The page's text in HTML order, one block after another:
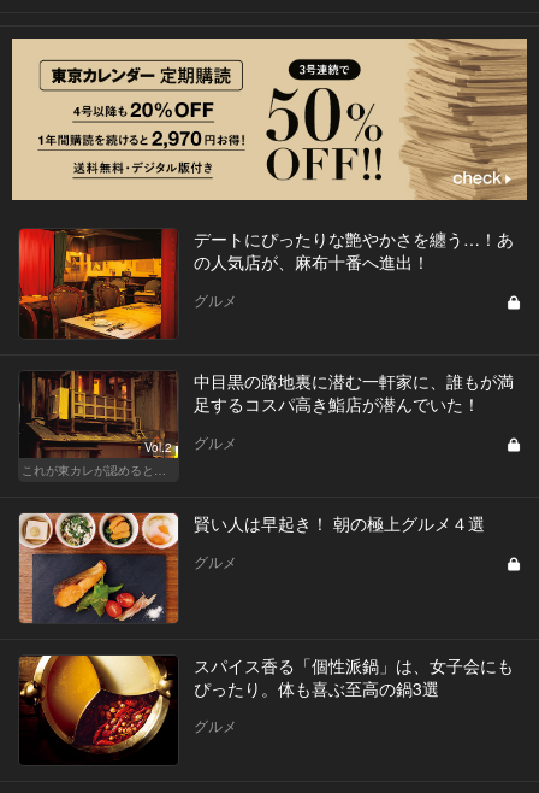
デートにぴったりな艶やかさを纏う…！あ
の人気店が、麻布十番へ進出！
グルメ
Vol.2
これが東カレが認めるとっておきの隠れ家
中目黒の路地裏に潜む一軒家に、誰もが満
足するコスパ高き鮨店が潜んでいた！
グルメ
賢い人は早起き！ 朝の極上グルメ４選
グルメ
スパイス香る「個性派鍋」は、女子会にも
ぴったり。体も喜ぶ至高の鍋3選
グルメ